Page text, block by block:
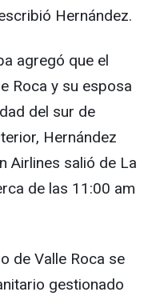
Hernández.
agregó que el
Roca y su esposa
del sur de
Hernández
Airlines salió de La
de las 11:00 am
de Valle Roca se
gestionado